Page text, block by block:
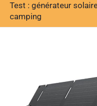
Test : générateur
camping